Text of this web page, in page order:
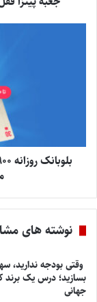
نوشته های
وقتی بودجه ندارید،
بسازید؛ درس یک
جهانی